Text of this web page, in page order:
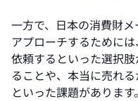
一方で、日本の消費財
アプローチするために
依頼するといった選択
ることや、本当に売れ
といった課題があります。